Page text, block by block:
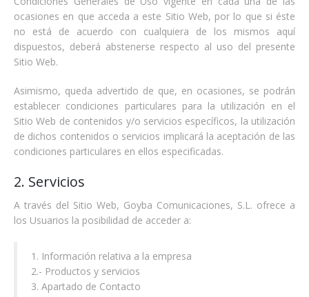
ocasiones en que acceda a este Sitio Web, por lo que si éste
no está de acuerdo con cualquiera de los mismos aquí
dispuestos, deberá abstenerse respecto al uso del presente
Sitio Web.
Asimismo, queda advertido de que, en ocasiones, se podrán
establecer condiciones particulares para la utilización en el
Sitio Web de contenidos y/o servicios específicos, la utilización
de dichos contenidos o servicios implicará la aceptación de las
condiciones particulares en ellos especificadas.
2. Servicios
A través del Sitio Web, Goyba Comunicaciones, S.L. ofrece a
los Usuarios la posibilidad de acceder a:
1. Información relativa a la empresa
2.- Productos y servicios
3. Apartado de Contacto